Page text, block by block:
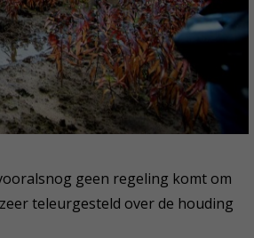
geen regeling komt om
teleurgesteld over de houding